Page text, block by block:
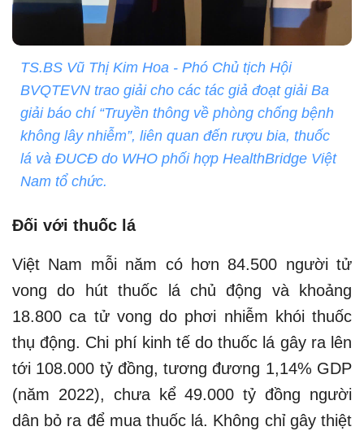
TS.BS Vũ Thị Kim Hoa - Phó Chủ tịch Hội
BVQTEVN trao giải cho các tác giả đoạt giải Ba
giải báo chí “Truyền thông về phòng chống bệnh
không lây nhiễm”, liên quan đến rượu bia, thuốc
lá và ĐUCĐ do WHO phối hợp HealthBridge Việt
Nam tổ chức.
Đối với thuốc lá
Việt Nam mỗi năm có hơn 84.500 người tử
vong do hút thuốc lá chủ động và khoảng
18.800 ca tử vong do phơi nhiễm khói thuốc
thụ động. Chi phí kinh tế do thuốc lá gây ra lên
tới 108.000 tỷ đồng, tương đương 1,14% GDP
(năm 2022), chưa kể 49.000 tỷ đồng người
dân bỏ ra để mua thuốc lá. Không chỉ gây thiệt